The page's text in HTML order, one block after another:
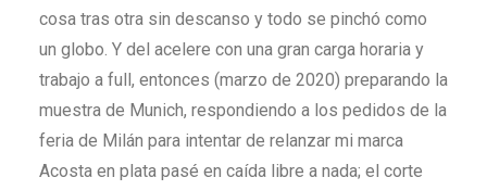
cosa tras otra sin descanso y todo se pinchó como
un globo. Y del acelere con una gran carga horaria y
trabajo a full, entonces (marzo de 2020) preparando la
muestra de Munich, respondiendo a los pedidos de la
feria de Milán para intentar de relanzar mi marca
Acosta en plata pasé en caída libre a nada; el corte